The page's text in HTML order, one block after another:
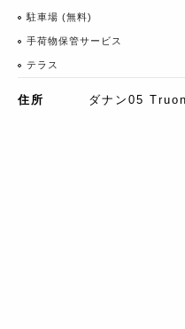
駐車場 (無料)
手荷物保管サービス
テラス
住所 ダナン05